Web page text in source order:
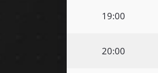
19:00
20:00